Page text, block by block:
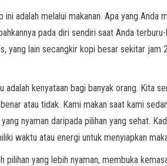
adalah melalui makanan. Apa yang
pada diri sendiri saat Anda
yang lain secangkir kopi besar sekitar
kenyataan bagi banyak orang. Kita
atau tidak. Kami makan saat kami
nyaman daripada pilihan yang sehat.
waktu atau energi untuk menyiapkan
yang lebih nyaman, membuka